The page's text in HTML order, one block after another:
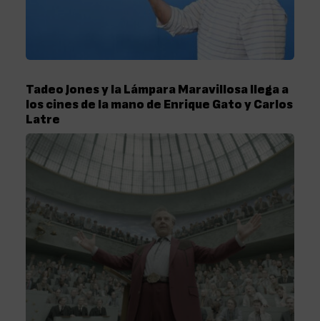
Tadeo Jones y la Lámpara Maravillosa llega a
los cines de la mano de Enrique Gato y Carlos
Latre